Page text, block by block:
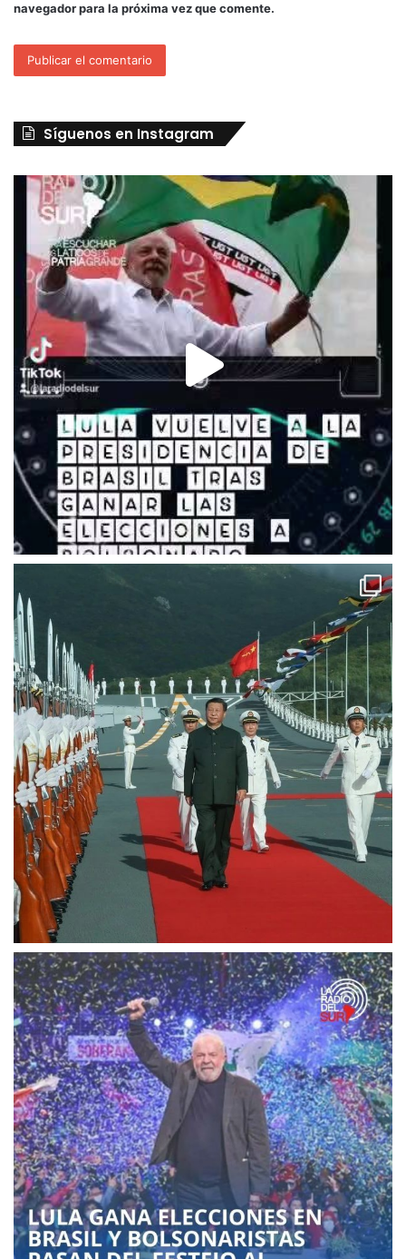
navegador para la próxima vez que comente.
Síguenos en Instagram